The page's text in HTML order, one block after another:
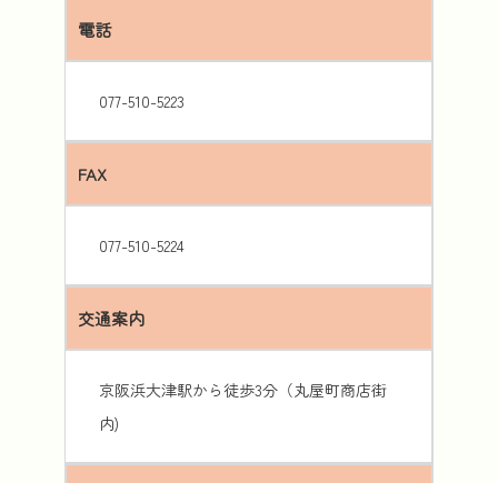
電話
077-510-5223
FAX
077-510-5224
交通案内
京阪浜大津駅から徒歩3分（丸屋町商店街
内)